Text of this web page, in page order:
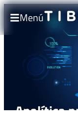
Menú
Analítica